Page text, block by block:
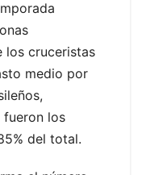
los cruceristas
medio por
fueron los
del total.